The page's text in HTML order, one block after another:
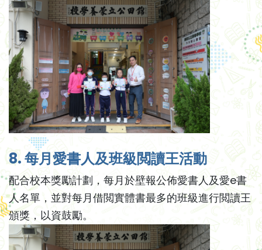
8. 每月愛書人及班級閲讀王活動
配合校本獎勵計劃，每月於壁報公佈愛書人及愛e書
人名單，並對每月借閲實體書最多的班級進行閲讀王
頒獎，以資鼓勵。